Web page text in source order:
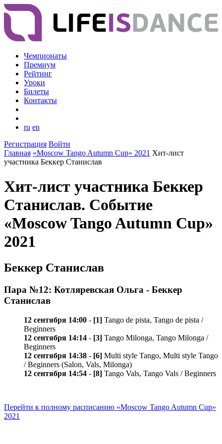
Чемпионаты
Премиум
Рейтинг
Уроки
Билеты
Контакты
ru en
Регистрация Войти
Главная «Moscow Tango Autumn Cup» 2021 Хит-лист
участника Беккер Станислав
Хит-лист участника Беккер
Станислав. Событие
«Moscow Tango Autumn Cup»
2021
Беккер Станислав
Пара №12: Котляревская Ольга - Беккер
Станислав
12 сентября 14:00 - [1] Tango de pista, Tango de pista /
Beginners
12 сентября 14:14 - [3] Tango Milonga, Tango Milonga /
Beginners
12 сентября 14:38 - [6] Multi style Tango, Multi style Tango
/ Beginners (Salon, Vals, Milonga)
12 сентября 14:54 - [8] Tango Vals, Tango Vals / Beginners
Перейти к полному расписанию «Moscow Tango Autumn Cup»
2021